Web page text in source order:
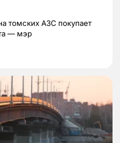
томских АЗС покупает
— мэр